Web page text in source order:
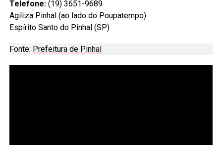
Telefone: (19) 3651-9689
Agiliza Pinhal (ao lado do Poupatempo)
Espírito Santo do Pinhal (SP)
Fonte: Prefeitura de Pinhal